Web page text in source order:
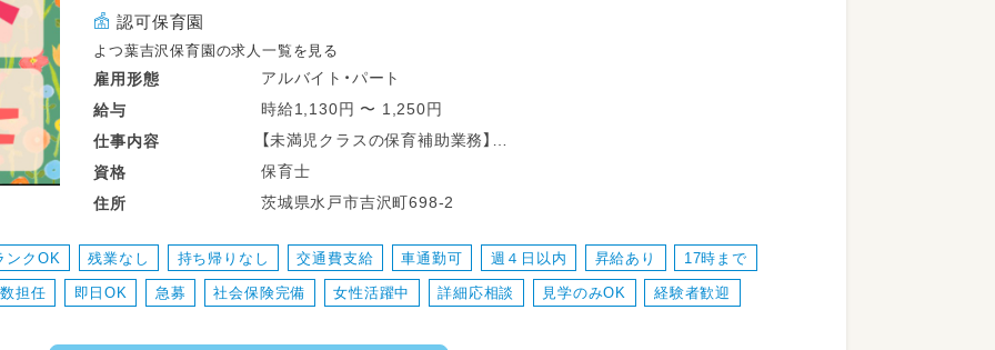
認可保育園
よつ葉吉沢保育園の求人一覧を見る
雇用形態
アルバイト・パート
給与
時給1,130円 〜 1,250円
仕事内容 【未満児クラスの保育補助業務】
〇おむつ交換
〇遊びの見守り
〇活動の提案
〇身の回りのお世話 など
資格
保育士
住所
茨城県水戸市吉沢町698-2
ンクOK 残業なし 持ち帰りなし 交通費支給 車通勤可 週４日以内 昇給あり 17時まで
担任 即日OK 急募 社会保険完備 女性活躍中 詳細応相談 見学のみOK 経験者歓迎